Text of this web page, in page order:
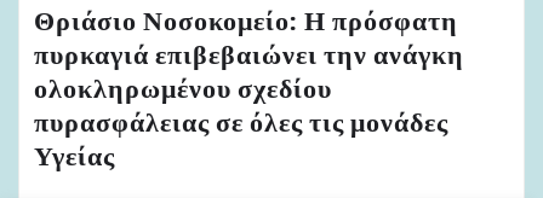
Θριάσιο Νοσοκομείο: Η πρόσφατη
πυρκαγιά επιβεβαιώνει την ανάγκη
ολοκληρωμένου σχεδίου
πυρασφάλειας σε όλες τις μονάδες
Υγείας